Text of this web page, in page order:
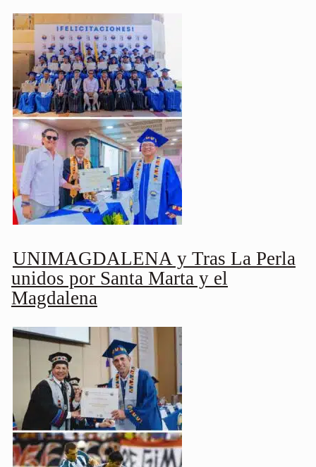
UNIMAGDALENA y Tras La Perla
unidos por Santa Marta y el
Magdalena